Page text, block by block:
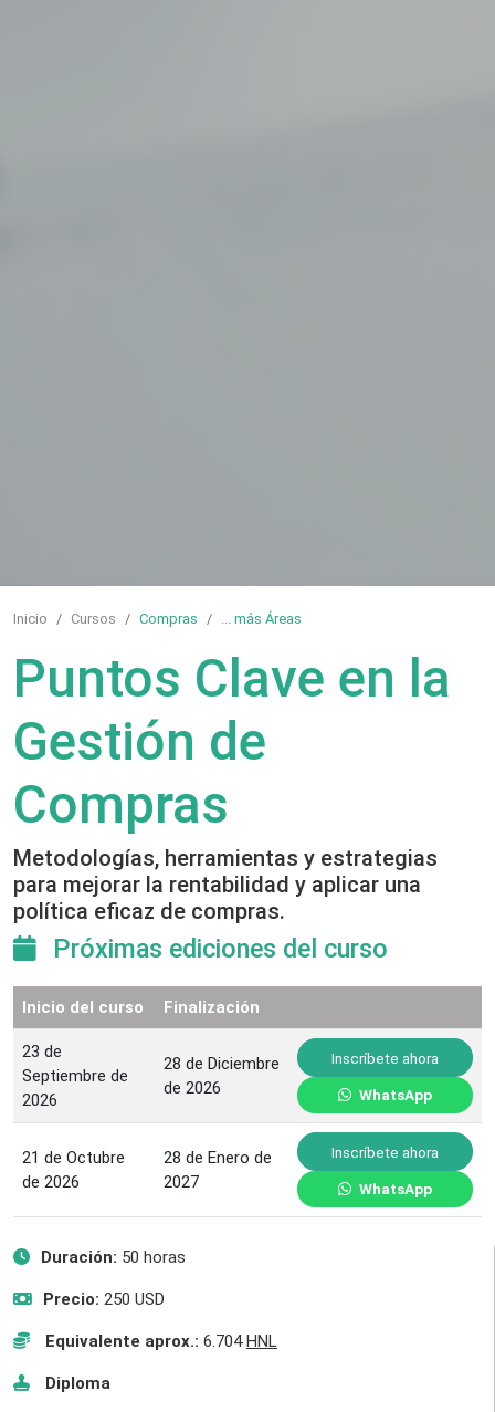
Inicio Cursos Compras ... más Áreas
Puntos Clave en la
Gestión de
Compras
Metodologías, herramientas y estrategias
para mejorar la rentabilidad y aplicar una
política eficaz de compras.
Próximas ediciones del curso
Inicio del curso Finalización
23 de
Septiembre de
2026
28 de Diciembre
de 2026
Inscríbete ahora
WhatsApp
21 de Octubre
de 2026
28 de Enero de
2027
Inscríbete ahora
WhatsApp
Duración: 50 horas
Precio: 250 USD
Equivalente aprox.: 6.704HNL
Diploma